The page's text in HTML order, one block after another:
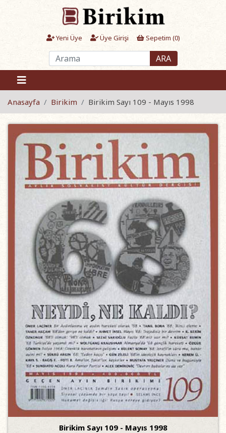
Yeni Üye Üye Girişi Sepetim (0)
ARA
Anasayfa Birikim Birikim Sayı 109 - Mayıs 1998
Birikim Sayı 109 - Mayıs 1998